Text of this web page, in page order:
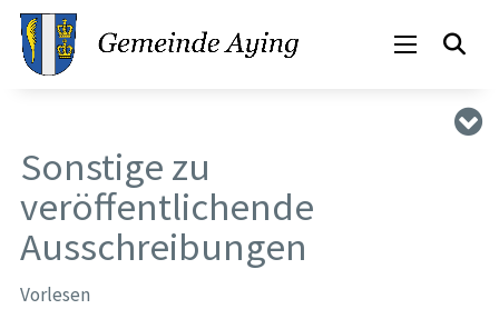
Sonstige zu
veröffentlichende
Ausschreibungen
Vorlesen